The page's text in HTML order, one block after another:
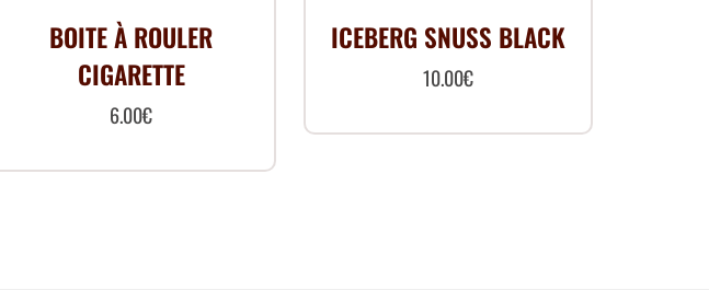
BOITE À ROULER
CIGARETTE
6.00€
ICEBERG SNUSS BLACK
10.00€